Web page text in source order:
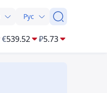
Рус
€539.52 ₽5.73